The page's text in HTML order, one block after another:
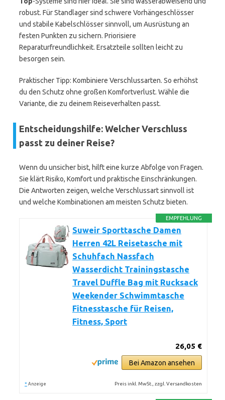
robust. Für Standlager sind schwere Vorhängeschlösser
und stabile Kabelschlösser sinnvoll, um Ausrüstung an
festen Punkten zu sichern. Priorisiere
Reparaturfreundlichkeit. Ersatzteile sollten leicht zu
besorgen sein.
Praktischer Tipp: Kombiniere Verschlussarten. So erhöhst
du den Schutz ohne großen Komfortverlust. Wähle die
Variante, die zu deinem Reiseverhalten passt.
Entscheidungshilfe: Welcher Verschluss
passt zu deiner Reise?
Wenn du unsicher bist, hilft eine kurze Abfolge von Fragen.
Sie klärt Risiko, Komfort und praktische Einschränkungen.
Die Antworten zeigen, welche Verschlussart sinnvoll ist
und welche Kombinationen am meisten Schutz bieten.
EMPFEHLUNG
Suweir Sporttasche Damen
Herren 42L Reisetasche mit
Schuhfach Nassfach
Wasserdicht Trainingstasche
Travel Duffle Bag mit Rucksack
Weekender Schwimmtasche
Fitnesstasche für Reisen,
Fitness, Sport
26,05 €
Bei Amazon ansehen
* Anzeige Preis inkl. MwSt., zzgl. Versandkosten